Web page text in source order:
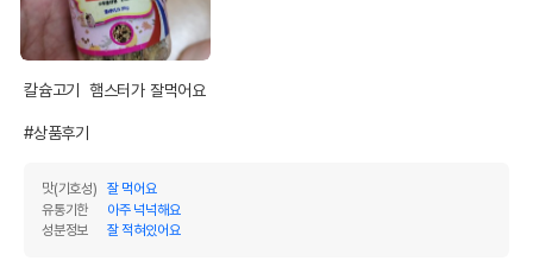
칼슘고기  햄스터가 잘먹어요
#상품후기
맛(기호성)
잘 먹어요
유통기한
아주 넉넉해요
성분정보
잘 적혀있어요